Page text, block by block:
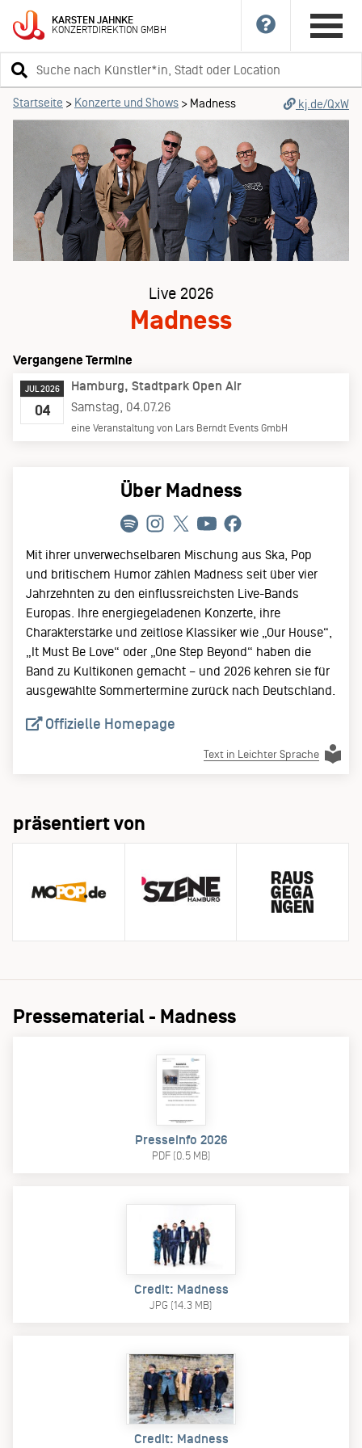
KARSTENJAHNKE
KONZERTDIREKTIONGMBH
Suchbegriff
eingeben
Startseite > Konzerte und Shows > Madness kj.de/QxW
Live 2026
Madness
Vergangene Termine
JUL 2026
04
Hamburg Stadtpark Open Air
Samstag, 04.07.26
eine Veranstaltung von Lars Berndt Events GmbH
Über Madness
Mit ihrer unverwechselbaren Mischung aus Ska, Pop
und britischem Humor zählen Madness seit über vier
Jahrzehnten zu den einflussreichsten Live-Bands
Europas. Ihre energiegeladenen Konzerte, ihre
Charakterstärke und zeitlose Klassiker wie „Our House“,
„It Must Be Love“ oder „One Step Beyond“ haben die
Band zu Kultikonen gemacht – und 2026 kehren sie für
ausgewählte Sommertermine zurück nach Deutschland.
Offizielle Homepage
Text in Leichter Sprache
präsentiert von
Pressematerial - Madness
Presseinfo 2026
PDF (0.5 MB)
Credit: Madness
JPG (14.3 MB)
Credit: Madness